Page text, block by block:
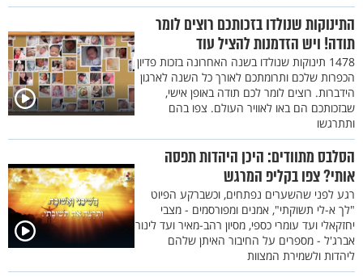
התינוקות שנולדו בזכותכם רוצים לומר
תודה! ויש הזדמנות להציל עוד
1478 תינוקות שנולדו בשנה האחרונה בזכות פדיון
הכפרות שלכם ותרומתכם לאורך כל השנה לארגון
הידברות. רוצים לומר לכם תודה באופן אישי,
שבזכותכם הם באו לאוויר העולם. צפו בהם
ותתרגשו
הסלבס מתוודים: היכן היהדות תפסה
אותי? צפו בקליפ המרגש
רגע לפני שהשערים נפתחים, וכשברקע הפיוט
"לך א-לי תשוקתי", אמנים ומפורסמים - מצבי
יחזקאלי ועד עומרי כספי, מסיון רהב-מאיר ועד לינור
אברג'ל - מספרים על החיבור האיתן שלהם
ליהדות ולשמירת המצוות